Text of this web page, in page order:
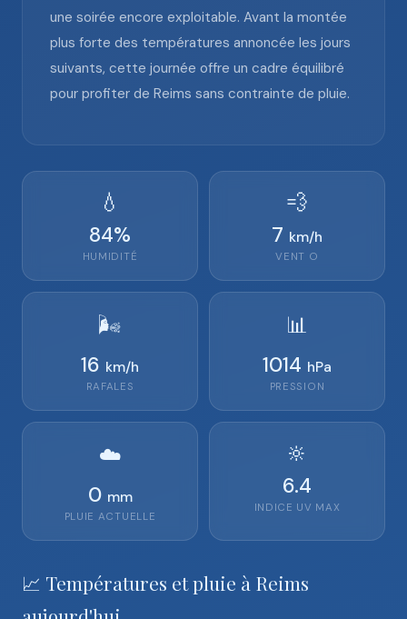
une soirée encore exploitable. Avant la montée
plus forte des températures annoncée les jours
suivants, cette journée offre un cadre équilibré
pour profiter de Reims sans contrainte de pluie.
💧
84%
HUMIDITÉ
💨
7 km/h
VENT O
🌬️
16 km/h
RAFALES
📊
1014 hPa
PRESSION
☁️
0 mm
PLUIE ACTUELLE
🔆
6.4
INDICE UV MAX
📈 Températures et pluie à Reims